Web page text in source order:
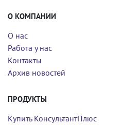
О КОМПАНИИ
О нас
Работа у нас
Контакты
Архив новостей
ПРОДУКТЫ
Купить КонсультантПлюс